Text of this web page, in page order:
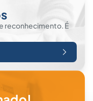
reconhecimento. É